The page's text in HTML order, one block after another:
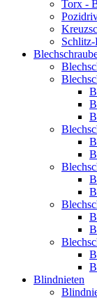
Torx -
Blindnieten